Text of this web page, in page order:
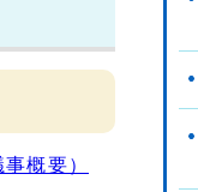
概要）